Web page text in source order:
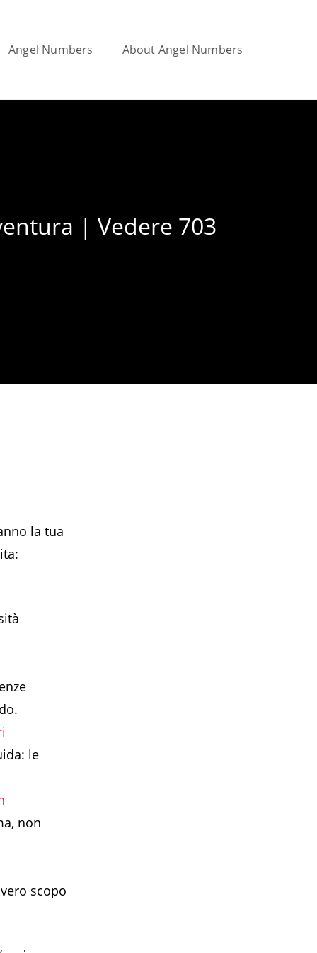
Angel Numbers About Angel Numbers
| Vedere 703
la tua
le
non
scopo